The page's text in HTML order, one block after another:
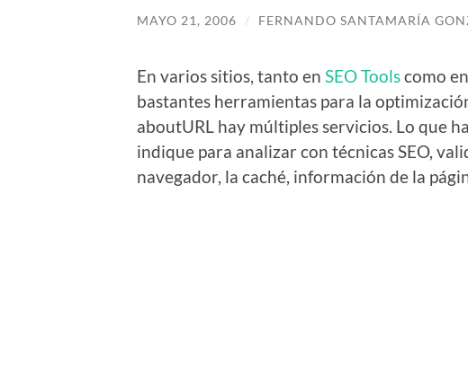
MAYO 21, 2006 / FERNANDO SANTAMARÍA
En varios sitios, tanto en SEO Toolscomo en
bastantes herramientas para la
aboutURL hay múltiples servicios. Lo que
indique para analizar con técnicas SEO,
navegador, la caché, información de la